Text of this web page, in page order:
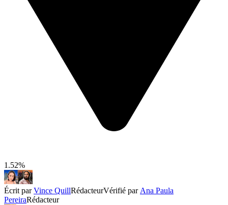
1.52%
Écrit parVince QuillRédacteurVérifié par Ana Paula
PereiraRédacteur